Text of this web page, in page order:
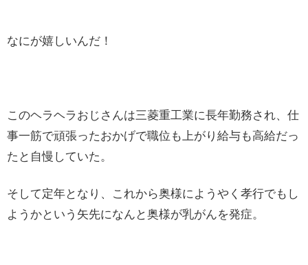
なにが嬉しいんだ！
このヘラヘラおじさんは三菱重工業に長年勤務され、仕
事一筋で頑張ったおかげで職位も上がり給与も高給だっ
たと自慢していた。
そして定年となり、これから奥様にようやく孝行でもし
ようかという矢先になんと奥様が乳がんを発症。